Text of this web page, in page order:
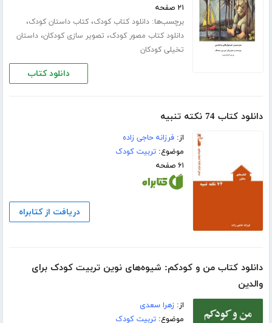
۲۱ صفحه
برچسب‌ها:دانلود کتاب کودک،کتاب داستان کودک،
دانلود کتاب مصور کودک، تصویر سازی کودکان،داستان
تخیلی کودکان
دانلود کتاب
دانلود کتاب 74 نکته تنبیه
از:فرزانه حاجی زاده
موضوع:تربیت کودک
۶۱ صفحه
دریافت از کتابراه
دانلود کتاب من و کودکم: شیوه‌های نوین تربیت کودک برای
والدین
از:زهرا سعدی
موضوع:تربیت کودک